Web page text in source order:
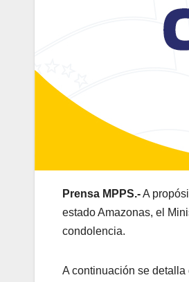
Prensa MPPS.-A
estado Amazonas, el
condolencia.
A continuación se